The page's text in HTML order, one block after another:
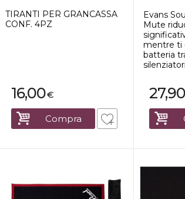
TIRANTI PER GRANCASSA
CONF. 4PZ
€
16,00
Compra
Evans
Mute
mentre ti
batteria
27,90